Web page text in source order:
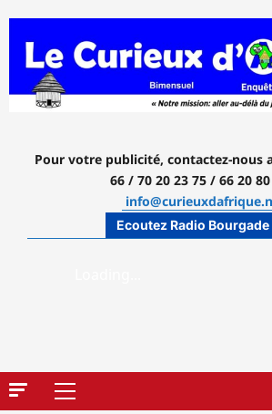
contenu
Pour votre publicité, contactez-nous
66 / 70 20 23 75 / 66 20 80
Ecoutez Radio Bourgade
Menu